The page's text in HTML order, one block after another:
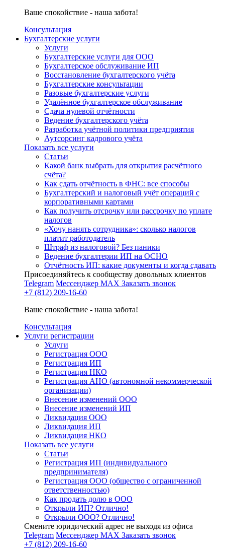
Ваше спокойствие - наша забота!
Консультация
Бухгалтерские услуги
Услуги
Бухгалтерские услуги для ООО
Бухгалтерское обслуживание ИП
Восстановление бухгалтерского учёта
Бухгалтерские консультации
Разовые бухгалтерские услуги
Удалённое бухгалтерское обслуживание
Сдача нулевой отчётности
Ведение бухгалтерского учёта
Разработка учётной политики предприятия
Аутсорсинг кадрового учёта
Показать все услуги
Статьи
Какой банк выбрать для открытия расчётного
счёта?
Как сдать отчётность в ФНС: все способы
Бухгалтерский и налоговый учёт операций с
корпоративными картами
Как получить отсрочку или рассрочку по уплате
налогов
«Хочу нанять сотрудника»: сколько налогов
платит работодатель
Штраф из налоговой? Без паники
Ведение бухгалтерии ИП на ОСНО
Отчётность ИП: какие документы и когда сдавать
Присоединяйтесь к сообществу довольных клиентов
Telegram Мессенджер MAX Заказать звонок
+7 (812) 209-16-60
Ваше спокойствие - наша забота!
Консультация
Услуги регистрации
Услуги
Регистрация ООО
Регистрация ИП
Регистрация НКО
Регистрация АНО (автономной некоммерческой
организации)
Внесение изменений ООО
Внесение изменений ИП
Ликвидация ООО
Ликвидация ИП
Ликвидация НКО
Показать все услуги
Статьи
Регистрация ИП (индивидуального
предпринимателя)
Регистрация ООО (общество с ограниченной
ответственностью)
Как продать долю в ООО
Открыли ИП? Отлично!
Открыли ООО? Отлично!
Смените юридический адрес не выходя из офиса
Telegram Мессенджер MAX Заказать звонок
+7 (812) 209-16-60